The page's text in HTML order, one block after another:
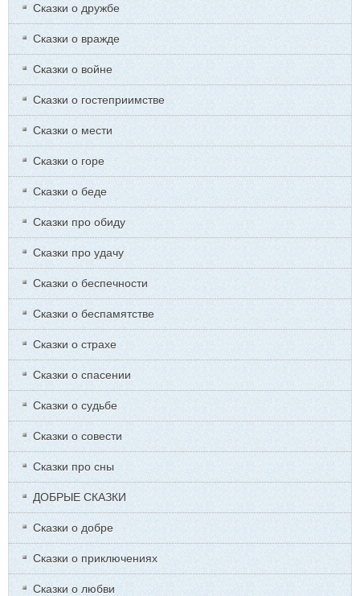
Сказки о дружбе
Сказки о вражде
Сказки о войне
Сказки о гостеприимстве
Сказки о мести
Сказки о горе
Сказки о беде
Сказки про обиду
Сказки про удачу
Сказки о беспечности
Сказки о беспамятстве
Сказки о страхе
Сказки о спасении
Сказки о судьбе
Сказки о совести
Сказки про сны
ДОБРЫЕ СКАЗКИ
Сказки о добре
Сказки о приключениях
Сказки о любви